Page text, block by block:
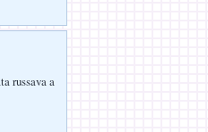
russava a